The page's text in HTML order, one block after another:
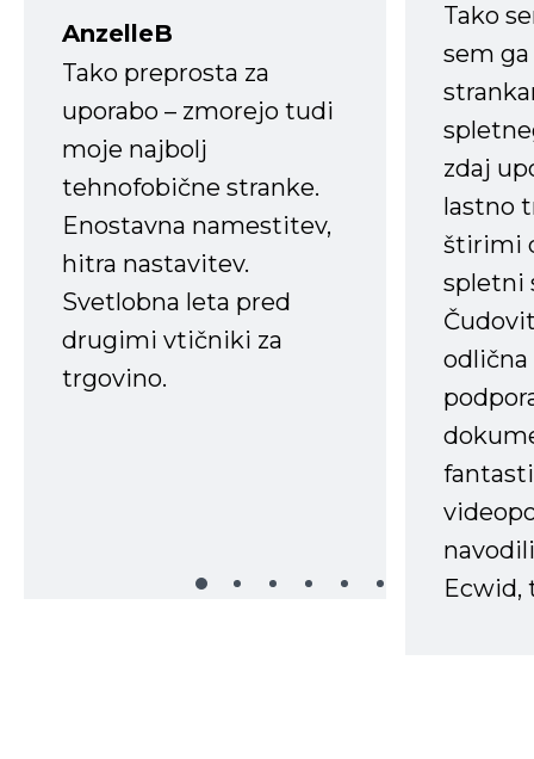
AnzelleB
Tako preprosta za
uporabo – zmorejo tudi
moje najbolj
tehnofobične stranke.
Enostavna namestitev,
hitra nastavitev.
Svetlobna leta pred
drugimi vtičniki za
trgovino.
Tako
sem
zdaj
lastno
štirimi
spletni
Ecwid,